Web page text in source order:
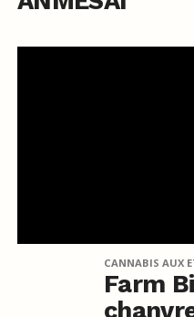
CANNABIS AUX
Farm